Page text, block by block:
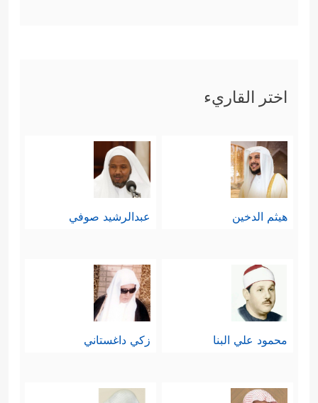
اختر القاريء
هيثم الدخين عبدالرشيد صوفي
محمود علي البنا زكي داغستاني